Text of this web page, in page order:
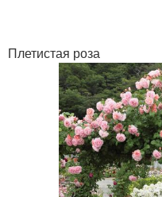
Арки в дверном проеме
Арка от воздействия
Плетистая роза